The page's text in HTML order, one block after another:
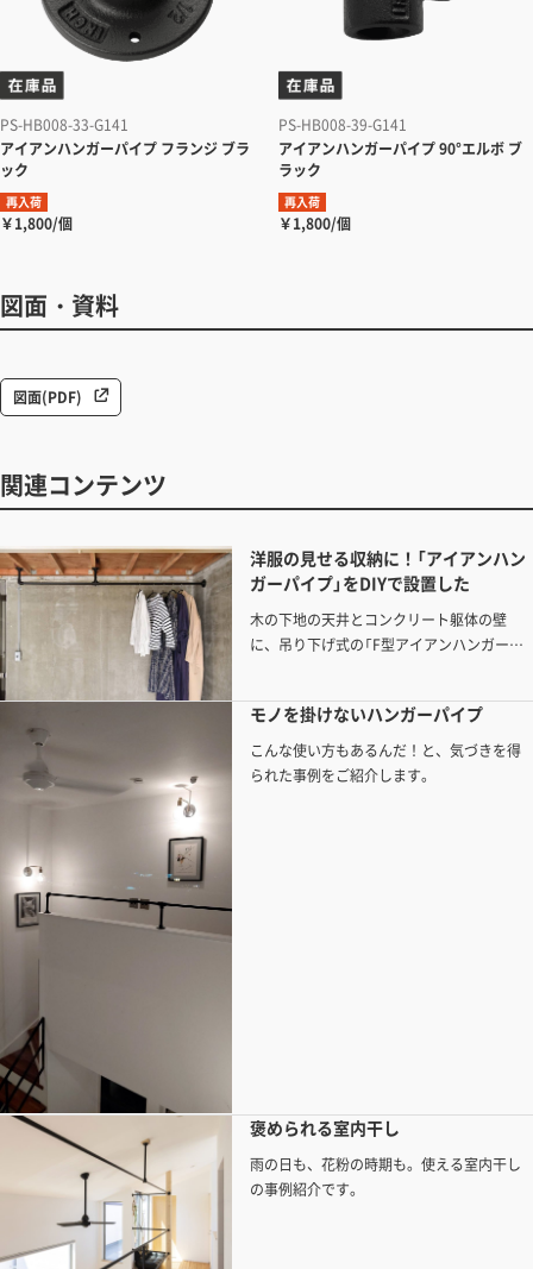
PS-HB008-33-G141
アイアンハンガーパイプ フランジ ブラ
ック
再入荷
￥1,800/個
PS-HB008-39-G141
アイアンハンガーパイプ90°エルボ ブ
ラック
再入荷
￥1,800/個
図面・資料
図面(PDF)
関連コンテンツ
洋服の見せる収納に！「アイアンハン
ガーパイプ」をDIYで設置した
木の下地の天井とコンクリート躯体の壁
に、吊り下げ式の「F型アイアンハンガーパ
モノを掛けないハンガーパイプ
こんな使い方もあるんだ！と、気づきを得
られた事例をご紹介します。
褒められる室内干し
雨の日も、花粉の時期も。使える室内干し
の事例紹介です。